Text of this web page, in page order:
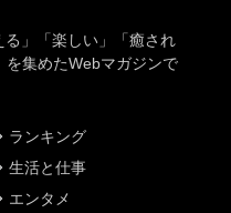
」「楽しい」「癒され
を集めたWebマガジンで
ランキング
生活と仕事
エンタメ